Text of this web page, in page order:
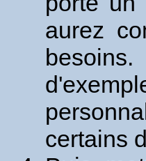
aurez
certains